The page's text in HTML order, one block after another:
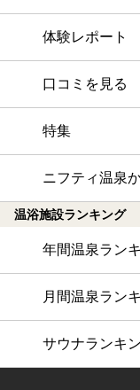
体験レポート
口コミを見る
特集
ニフティ温泉
温浴施設ランキング
年間温泉ラン
月間温泉ラン
サウナランキ